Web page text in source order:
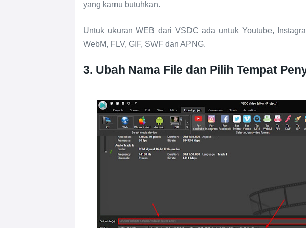
yang kamu butuhkan.
Untuk ukuran WEB dari VSDC ada untuk Youtube,
WebM, FLV, GIF, SWF dan APNG.
3. Ubah Nama File dan Pilih Tempat